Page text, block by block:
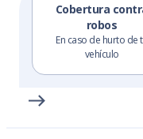
Cobertura
robos
En caso de hurto de
vehículo